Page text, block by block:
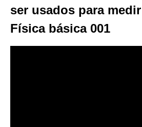
ser usados para
Física básica 001